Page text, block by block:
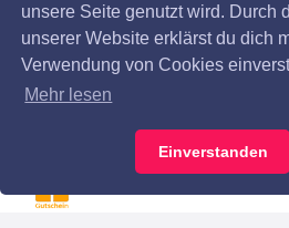
unsere Seite genutzt wird. Durch
unserer Website erklärst du dich
Verwendung von Cookies
Mehr lesen
Einverstanden